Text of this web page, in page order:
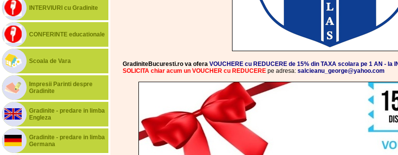
INTERVIURI cu Gradinite
CONFERINTE educationale
Scoala de Vara
Impresii Parinti despre
Gradinite
Gradinite - predare in limba
Engleza
Gradinite - predare in limba
Germana
GradiniteBucuresti.ro va ofera VOUCHERE cu REDUCERE de 15% din TAXA scolara pe 1 AN - la
SOLICITA chiar acum un VOUCHER cu REDUCERE pe adresa: salcieanu_george@yahoo.com